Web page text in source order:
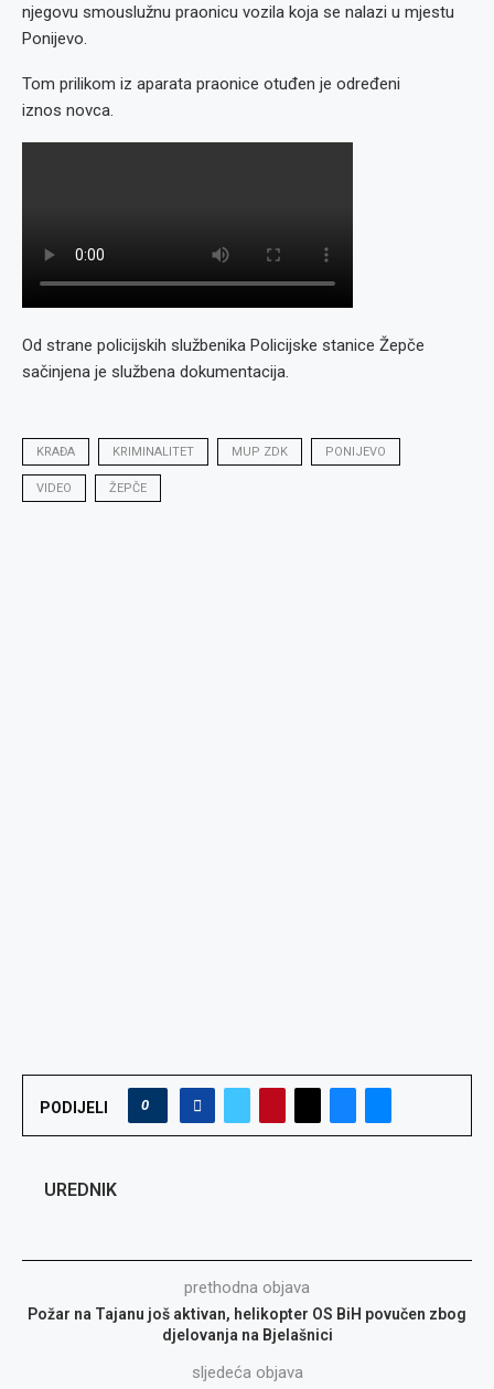
njegovu smouslužnu praonicu vozila koja se nalazi u mjestu
Ponijevo.
Tom prilikom iz aparata praonice otuđen je određeni
iznos novca.
Od strane policijskih službenika Policijske stanice Žepče
sačinjena je službena dokumentacija.
KRAĐA KRIMINALITET MUP ZDK PONIJEVO
VIDEO ŽEPČE
PODIJELI 0
UREDNIK
prethodna objava
Požar na Tajanu još aktivan, helikopter OS BiH povučen zbog
djelovanja na Bjelašnici
sljedeća objava